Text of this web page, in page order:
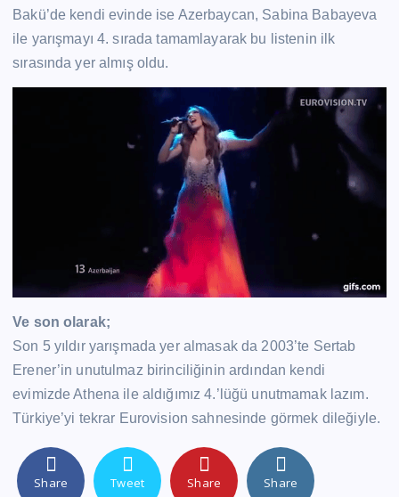
Bakü’de kendi evinde ise Azerbaycan, Sabina Babayeva
ile yarışmayı 4. sırada tamamlayarak bu listenin ilk
sırasında yer almış oldu.
Ve son olarak;
Son 5 yıldır yarışmada yer almasak da 2003’te Sertab
Erener’in unutulmaz birinciliğinin ardından kendi
evimizde Athena ile aldığımız 4.’lüğü unutmamak lazım.
Türkiye’yi tekrar Eurovision sahnesinde görmek dileğiyle.
Share Tweet Share Share